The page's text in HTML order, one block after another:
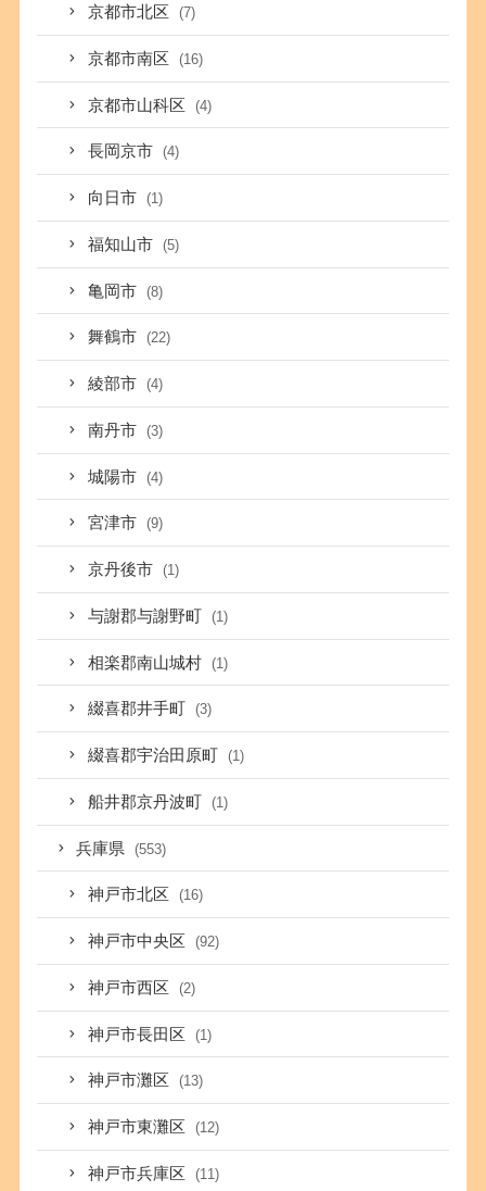
京都市北区 (7)
京都市南区 (16)
京都市山科区 (4)
長岡京市 (4)
向日市 (1)
福知山市 (5)
亀岡市 (8)
舞鶴市 (22)
綾部市 (4)
南丹市 (3)
城陽市 (4)
宮津市 (9)
京丹後市 (1)
与謝郡与謝野町 (1)
相楽郡南山城村 (1)
綴喜郡井手町 (3)
綴喜郡宇治田原町 (1)
船井郡京丹波町 (1)
兵庫県 (553)
神戸市北区 (16)
神戸市中央区 (92)
神戸市西区 (2)
神戸市長田区 (1)
神戸市灘区 (13)
神戸市東灘区 (12)
神戸市兵庫区 (11)